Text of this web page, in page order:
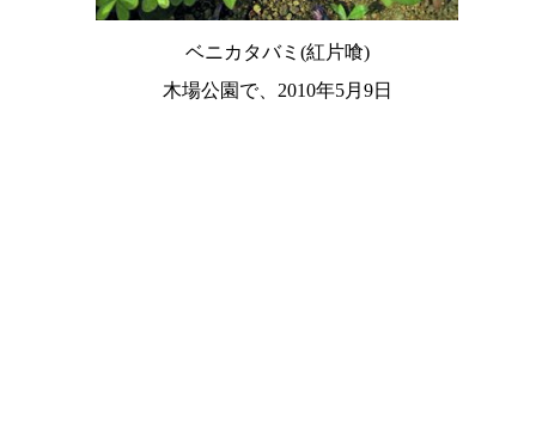
ベニカタバミ(紅片喰)
木場公園で、2010年5月9日